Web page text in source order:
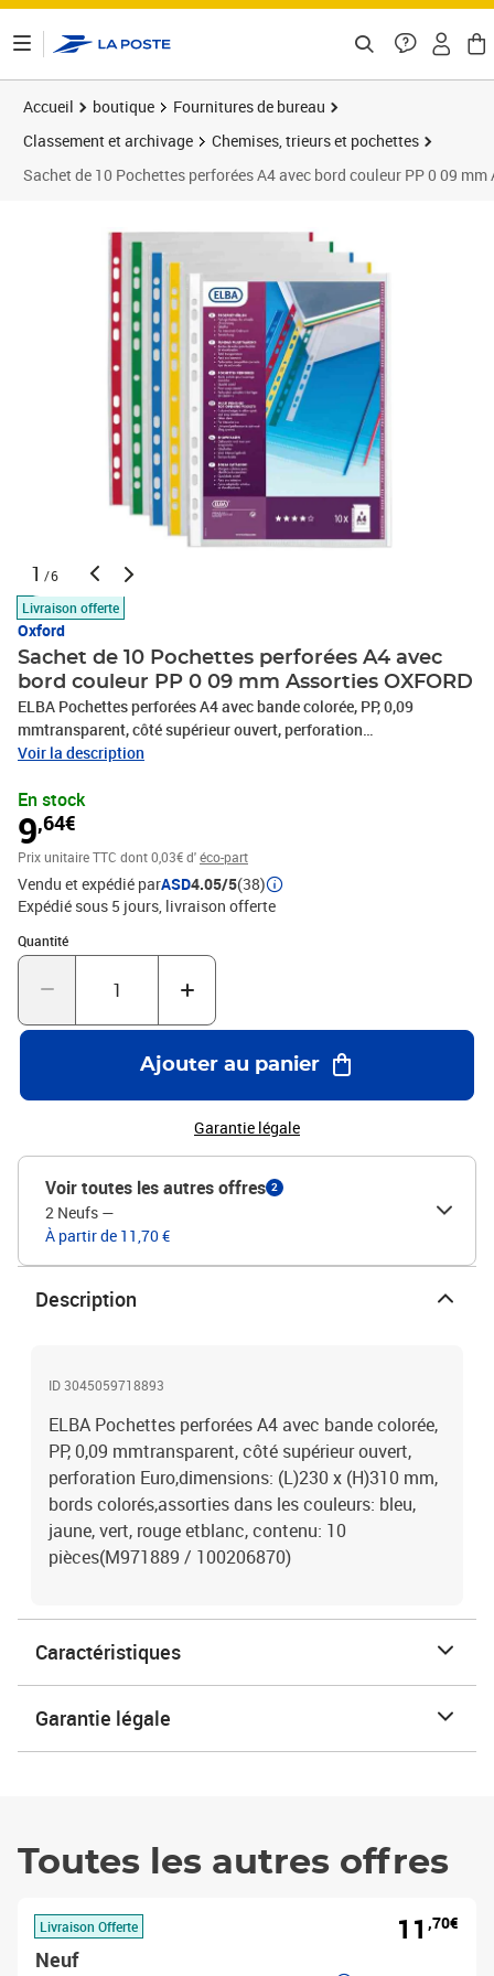
Accueil boutique
Fournitures de bureau
Classement et archivage
Chemises, trieurs et pochettes
Sachet de 10 Pochettes perforées A4 avec bord couleur PP 0 09 mm
1 /6
Livraison offerte
Oxford
Sachet de 10 Pochettes perforées A4 avec
bord couleur PP 0 09 mm Assorties OXFORD
ELBA Pochettes perforées A4 avec bande colorée, PP, 0,09
mmtransparent, côté supérieur ouvert, perforation
Euro,dimensions: (L)230 x (H)310 mm, bords colorés,assorties
pièces(M971889 / 100206870)
Voir la description
En stock
9,64€
Prix unitaire TTC dont 0,03€ d'éco-part
Vendu et expédié parASD4.05/5(38)
Expédié sous 5 jours livraison offerte
Quantité
Quantité : 1
Ajouter au panier
Garantie légale
Voir toutes les autres offres 2
2 Neufs —
À partir de 11,70 €
Description
ID 3045059718893
ELBA Pochettes perforées A4 avec bande colorée,
PP, 0,09 mmtransparent, côté supérieur ouvert,
perforation Euro,dimensions: (L)230 x (H)310 mm,
bords colorés,assorties dans les couleurs: bleu,
jaune, vert, rouge etblanc, contenu: 10
pièces(M971889 / 100206870)
Caractéristiques
Garantie légale
Toutes les autres offres
Livraison Offerte
Neuf
11 ,70€